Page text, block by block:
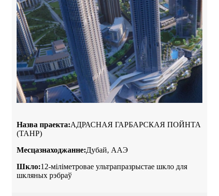
Назва праекта:АДРАСНАЯ ГАРБАРСКАЯ ПОЙНТА
(TAHP)
Месцазнаходжанне:Дубай, ААЭ
Шкло:12-міліметровае ультрапразрыстае шкло для
шкляных рэбраў